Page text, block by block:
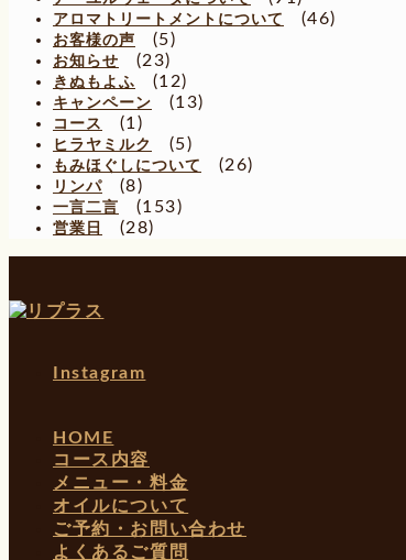
アロマトリートメントについて (46)
お客様の声 (5)
お知らせ (23)
きぬもよふ (12)
キャンペーン (13)
コース (1)
ヒラヤミルク (5)
もみほぐしについて (26)
リンパ (8)
一言二言 (153)
営業日 (28)
Instagram
HOME
コース内容
メニュー・料金
オイルについて
ご予約・お問い合わせ
よくあるご質問